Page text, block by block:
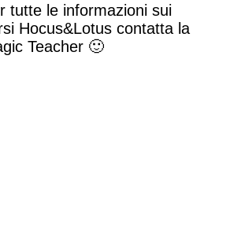
tutte le informazioni sui
Hocus&Lotus contatta la
Teacher 🙂